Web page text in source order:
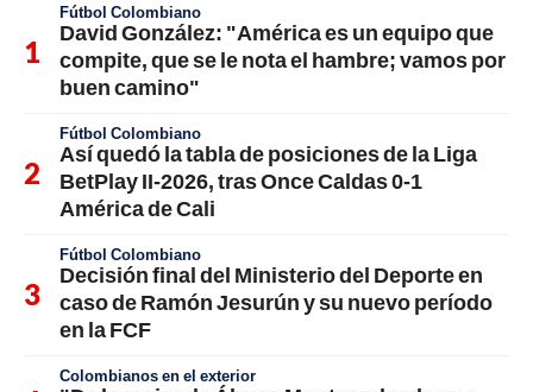
Fútbol Colombiano
David González: "América es un equipo que
compite, que se le nota el hambre; vamos por
buen camino"
Fútbol Colombiano
Así quedó la tabla de posiciones de la Liga
BetPlay II-2026, tras Once Caldas 0-1
América de Cali
Fútbol Colombiano
Decisión final del Ministerio del Deporte en
caso de Ramón Jesurún y su nuevo período
en la FCF
Colombianos en el exterior